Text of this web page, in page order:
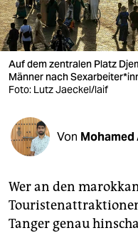
verlag
verlag
veranstaltungen
fragen & hilfe
abo
genossenschaft
Auf dem zentralen Platz
Männer nach
Foto: Lutz Jaeckel/laif
Von Mohamed
Wer an den
Tanger genau